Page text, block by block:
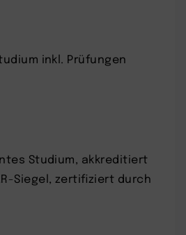
inkl. Prüfungen
Studium, akkreditiert
Siegel, zertifiziert durch